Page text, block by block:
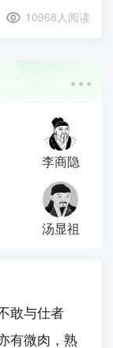
10968人阅读
李商隐
汤显祖
敢与仕者
有微肉，熟